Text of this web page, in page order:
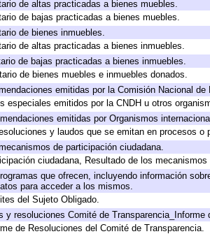
de altas practicadas a bienes muebles.
de bajas practicadas a bienes muebles.
de bienes inmuebles.
de altas practicadas a bienes inmuebles.
de bajas practicadas a bienes inmuebles.
de bienes muebles e inmuebles donados.
emitidas por la Comisión Nacional de
especiales emitidos por la CNDH u otros
emitidas por Organismos
y laudos que se emitan en procesos o
de participación ciudadana.
ciudadana, Resultado de los
que ofrecen, incluyendo información
para acceder a los mismos.
del Sujeto Obligado.
y resoluciones Comité de
de Resoluciones del Comité de Transparencia.